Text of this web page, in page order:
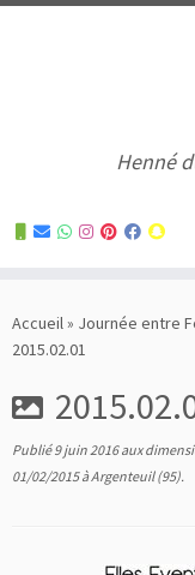
to
content
Henné
Accueil» Journée entre
2015.02.01
Publié 9 juin 2016aux
01/02/2015 à Argenteuil (95).